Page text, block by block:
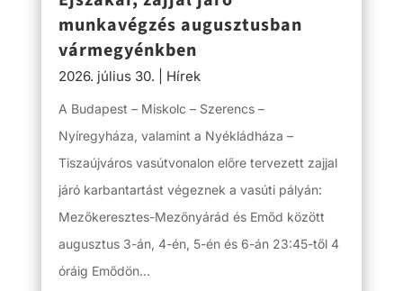
munkavégzés augusztusban
vármegyénkben
2026. július 30. Hírek
A Budapest – Miskolc – Szerencs –
Nyíregyháza, valamint a Nyékládháza –
Tiszaújváros vasútvonalon előre tervezett zajjal
járó karbantartást végeznek a vasúti pályán:
Mezőkeresztes-Mezőnyárád és Emőd között
augusztus 3-án, 4-én, 5-én és 6-án 23:45-től 4
óráig Emődön...